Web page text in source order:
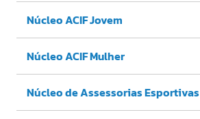
Núcleo ACIF Jovem
Núcleo ACIF Mulher
Núcleo de Assessorias Esportivas